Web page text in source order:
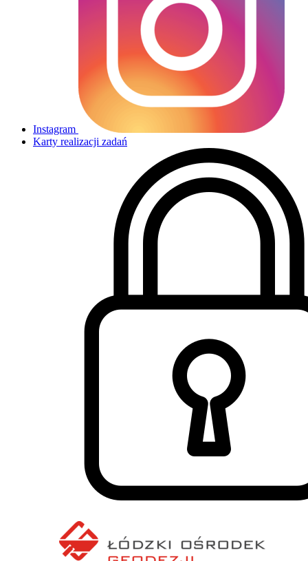
Instagram
Karty realizacji zadań